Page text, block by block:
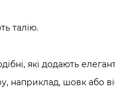
талію.
які додають
наприклад, шовк або